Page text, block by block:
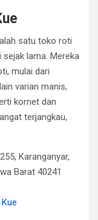
satu toko roti
sejak lama. Mereka
mulai dari
varian manis,
kornet dan
terjangkau,
Karanganyar,
Barat 40241